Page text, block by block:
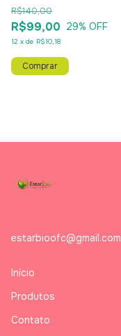
R$99,00
R$140,00
29% OFF
12 x de R$10,18
estarbioofc@gmail.com
Início
Produtos
Contato